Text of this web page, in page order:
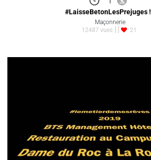
#LaisseBetonLesPrejuges !
Maçonnerie
12487 vues
21